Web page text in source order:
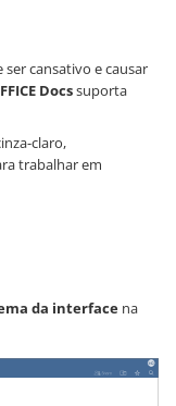
cansativo e causar
Docssuporta
claro,
trabalhar em
da interface na